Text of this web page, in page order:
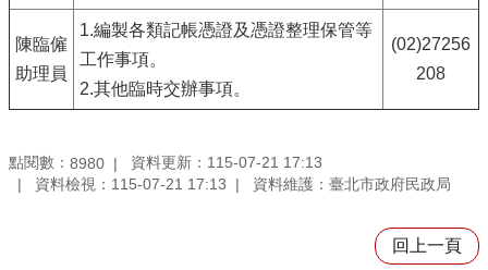
陳臨僱
助理員
1.編製各類記帳憑證及憑證整理保管等
工作事項。
2.其他臨時交辦事項。
(02)27256
208
點閱數： 8980
資料更新：115-07-21 17:13
資料檢視：115-07-21 17:13
資料維護：臺北市政府民政局
回上一頁